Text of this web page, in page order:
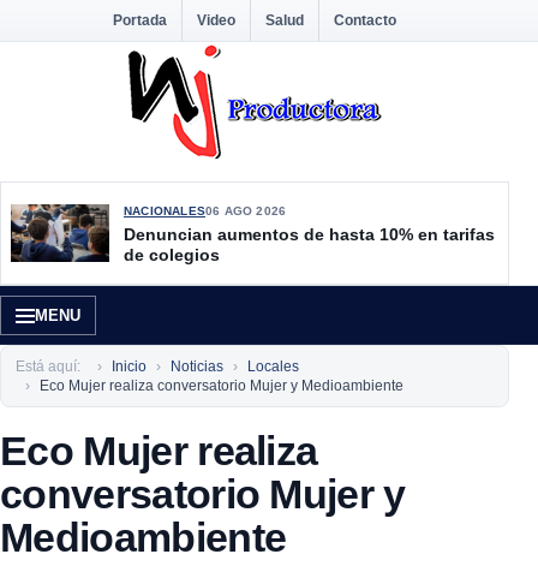
Portada Video Salud Contacto
NACIONALES06 AGO 2026
Denuncian aumentos de hasta 10% en tarifas
de colegios
MENU
Está aquí: Inicio Noticias
Locales
Eco Mujer realiza conversatorio Mujer y Medioambiente
Eco Mujer realiza
conversatorio Mujer y
Medioambiente